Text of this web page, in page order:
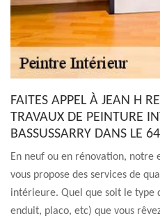
FAITES APPEL À JEAN H
TRAVAUX DE PEINTURE
BASSUSSARRY DANS LE
En neuf ou en rénovation, notre
vous propose des services de
intérieure. Quel que soit le type
enduit, placo, etc) que vous